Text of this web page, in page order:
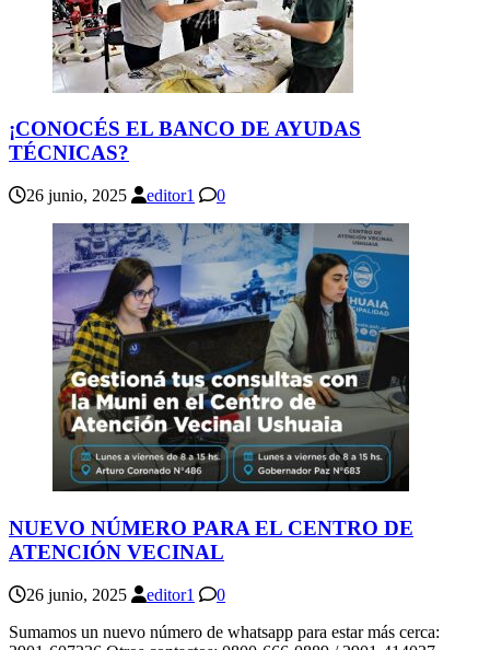
¡CONOCÉS EL BANCO DE AYUDAS
TÉCNICAS?
26 junio, 2025 editor1 0
NUEVO NÚMERO PARA EL CENTRO DE
ATENCIÓN VECINAL
26 junio, 2025 editor1
0
Sumamos un nuevo número de whatsapp para estar más cerca: